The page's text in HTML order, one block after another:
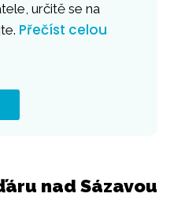
určitě se na
Přečíst celou
nad Sázavou